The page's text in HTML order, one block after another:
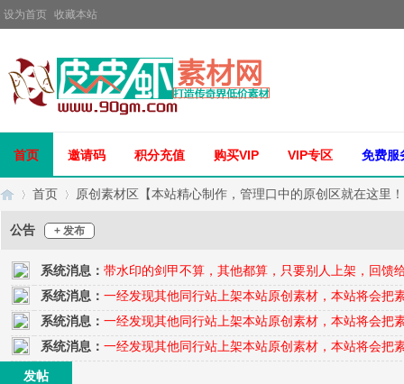
设为首页 收藏本站
首页 邀请码 积分充值 购买VIP VIP专区 免费服
»
首页
›
原创素材区【本站精心制作，管理口中的原创区就在这里
公告 + 发布
系统消息： 带水印的剑甲不算，其他都算，只要别人上架，回馈
系统消息： 一经发现其他同行站上架本站原创素材，本站将会把
系统消息： 一经发现其他同行站上架本站原创素材，本站将会把
系统消息： 一经发现其他同行站上架本站原创素材，本站将会把
发帖